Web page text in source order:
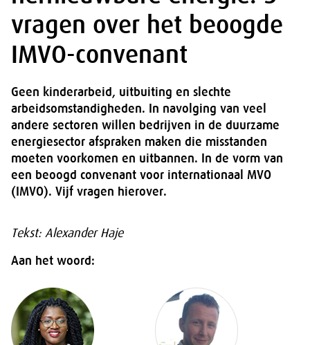
vragen over het beoogde
IMVO-convenant
Geen kinderarbeid, uitbuiting en slechte
arbeidsomstandigheden. In navolging van veel
andere sectoren willen bedrijven in de duurzame
energiesector afspraken maken die misstanden
moeten voorkomen en uitbannen. In de vorm van
een beoogd convenant voor internationaal MVO
(IMVO). Vijf vragen hierover.
Tekst: Alexander Haje
Aan het woord: